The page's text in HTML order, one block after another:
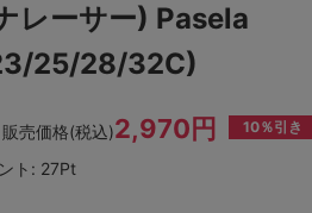
レーサー) Pasela
25/28/32C)
販売価格(税込)2,970円 10％引き
ト: 27Pt